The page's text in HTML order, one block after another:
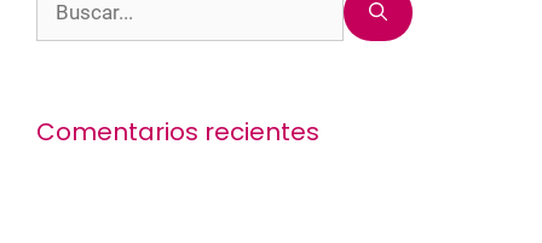
Comentarios recientes